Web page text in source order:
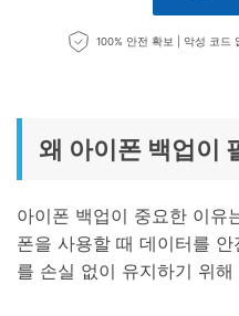
100% 안전 확보 | 악성 코드
왜 아이폰 백업이
아이폰 백업이 중요한 이유
폰을 사용할 때 데이터를
를 손실 없이 유지하기 위